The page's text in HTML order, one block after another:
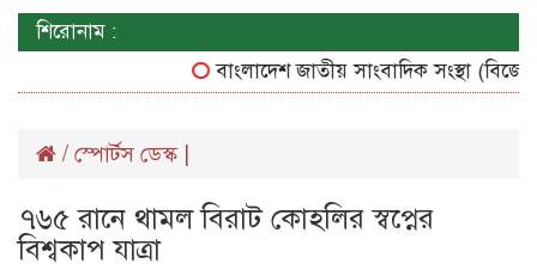
শিরোনাম :
বাংলাদেশ জাতীয় সাংবাদিক সংস্থা
/ স্পোর্টস ডেস্ক |
৭৬৫ রানে থামল বিরাট কোহলির স্বপ্নের
বিশ্বকাপ যাত্রা